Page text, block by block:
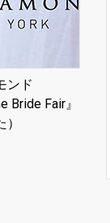
ンド
Bride Fair』